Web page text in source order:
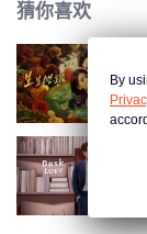
猜你喜欢
By